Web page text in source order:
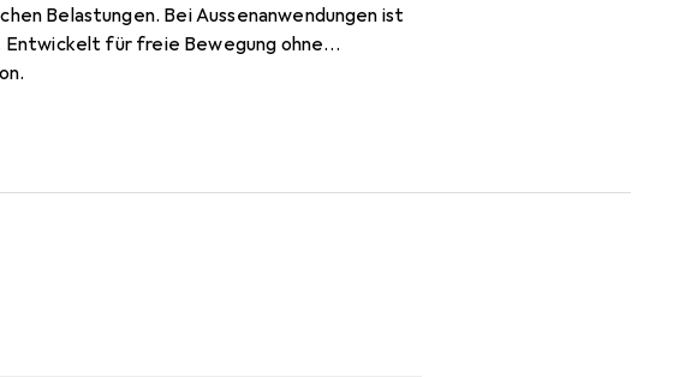
Belastungen. Bei Aussenanwendungen ist
Entwickelt für freie Bewegung ohne